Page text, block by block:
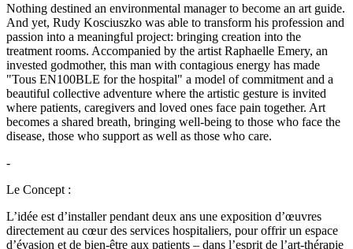
Nothing destined an environmental manager to become an art guide.
And yet, Rudy Kosciuszko was able to transform his profession and
passion into a meaningful project: bringing creation into the
treatment rooms. Accompanied by the artist Raphaelle Emery, an
invested godmother, this man with contagious energy has made
"Tous EN100BLE for the hospital" a model of commitment and a
beautiful collective adventure where the artistic gesture is invited
where patients, caregivers and loved ones face pain together. Art
becomes a shared breath, bringing well-being to those who face the
disease, those who support as well as those who care.
-
Le Concept :
L’idée est d’installer pendant deux ans une exposition d’œuvres
directement au cœur des services hospitaliers, pour offrir un espace
d’évasion et de bien-être aux patients – dans l’esprit de l’art-thérapie